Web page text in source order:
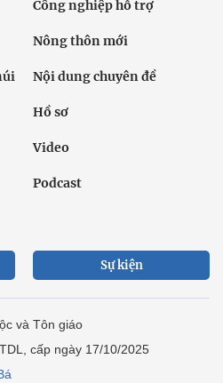
Công nghiệp hỗ trợ
Nông thôn mới
Nội dung chuyên đề
Hồ sơ
Video
Podcast
Sự kiện
và Tôn giáo
cấp ngày 17/10/2025